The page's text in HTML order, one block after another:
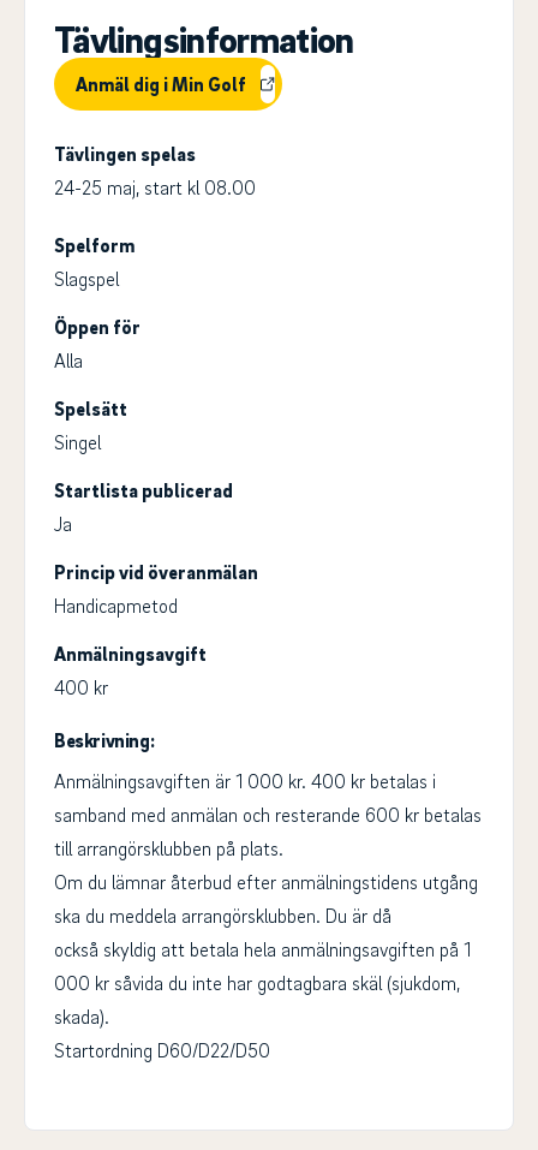
Tävlingsinformation
Anmäl dig i Min Golf
Tävlingen spelas
24-25 maj, start kl 08.00
Spelform
Slagspel
Öppen för
Alla
Spelsätt
Singel
Startlista publicerad
Ja
Princip vid överanmälan
Handicapmetod
Anmälningsavgift
400 kr
Beskrivning:
Anmälningsavgiften är 1 000 kr. 400 kr betalas i
samband med anmälan och resterande 600 kr betalas
till arrangörsklubben på plats.
Om du lämnar återbud efter anmälningstidens utgång
ska du meddela arrangörsklubben. Du är då
också skyldig att betala hela anmälningsavgiften på 1
000 kr såvida du inte har godtagbara skäl (sjukdom,
skada).
​Startordning D60/D22/D50